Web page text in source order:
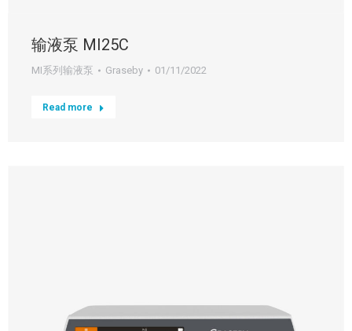
输液泵 MI25C
MI系列输液泵 Graseby 01/11/2022
Read more